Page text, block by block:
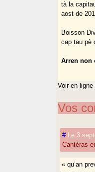
tà la
aost de
Boisson
cap tau pè
Arren non
Voir en ligne
Vos
# Le 3
Cantèras
« qu’an